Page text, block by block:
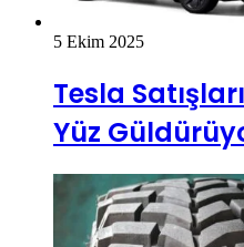
5 Ekim 2025
Tesla
Yüz